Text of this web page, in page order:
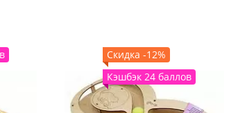
Скидка -12%
Кэшбэк 24 баллов